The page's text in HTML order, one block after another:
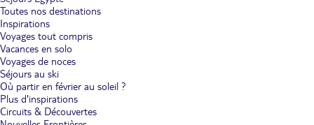
Toutes nos destinations
Inspirations
Voyages tout compris
Vacances en solo
Voyages de noces
Séjours au ski
Où partir en février au soleil ?
Plus d'inspirations
Circuits & Découvertes